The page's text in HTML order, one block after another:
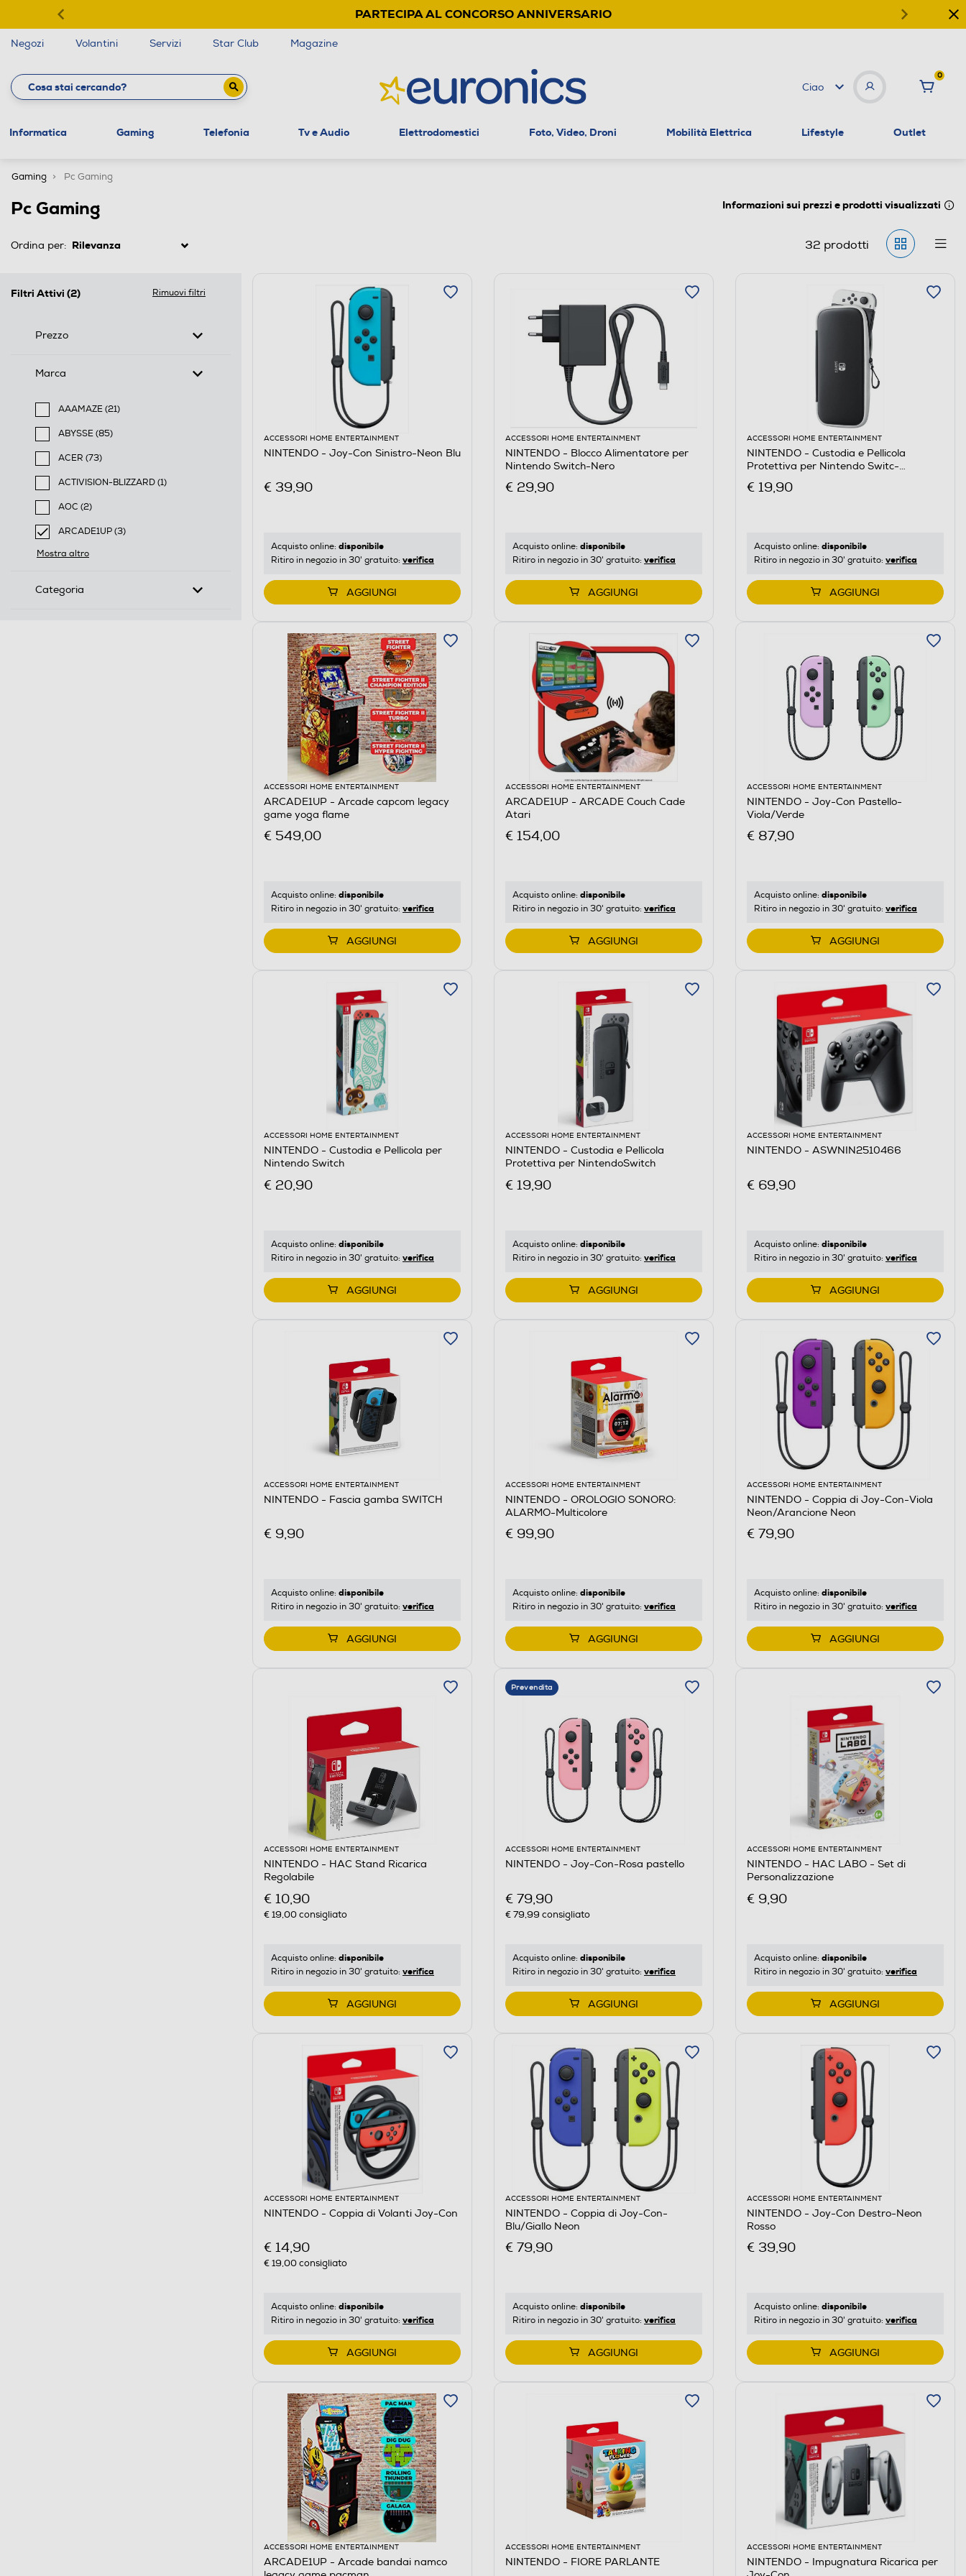
PARTECIPA AL CONCORSO ANNIVERSARIO
Negozi Volantini Servizi Star Club Magazine
Ciao
0
Informatica Gaming Telefonia Tv e Audio Elettrodomestici Foto, Video, Droni Mobilità Elettrica Lifestyle Outlet
Gaming Pc Gaming
Pc Gaming Informazioni sui prezzi e prodotti visualizzati
Ordina per: 32 prodotti
Filtri Attivi (2) Rimuovi filtri
Prezzo
Marca
AAAMAZE (21)
Filtra per Marca: AAAMAZE
ABYSSE (85)
Filtra per Marca: ABYSSE
ACER (73)
Filtra per Marca: ACER
ACTIVISION-BLIZZARD (1)
Filtra per Marca: ACTIVISION-BLIZZARD
AOC (2)
Filtra per Marca: AOC
ARCADE1UP (3)
selected Filtro applicato per Marca: ARCADE1UP
Mostra altro
Categoria
ACCESSORI HOME ENTERTAINMENT
NINTENDO - Joy-Con Sinistro-Neon Blu
€ 39,90
Acquisto online: disponibile
Ritiro in negozio in 30' gratuito: verifica
AGGIUNGI
ACCESSORI HOME ENTERTAINMENT
NINTENDO - Blocco Alimentatore per
Nintendo Switch-Nero
€ 29,90
Acquisto online: disponibile
Ritiro in negozio in 30' gratuito: verifica
AGGIUNGI
ACCESSORI HOME ENTERTAINMENT
NINTENDO - Custodia e Pellicola
Protettiva per Nintendo Switc-
€ 19,90
Acquisto online: disponibile
Ritiro in negozio in 30' gratuito: verifica
AGGIUNGI
ACCESSORI HOME ENTERTAINMENT
ARCADE1UP - Arcade capcom legacy
game yoga flame
€ 549,00
Acquisto online: disponibile
Ritiro in negozio in 30' gratuito: verifica
AGGIUNGI
ACCESSORI HOME ENTERTAINMENT
ARCADE1UP - ARCADE Couch Cade
Atari
€ 154,00
Acquisto online: disponibile
Ritiro in negozio in 30' gratuito: verifica
AGGIUNGI
ACCESSORI HOME ENTERTAINMENT
NINTENDO - Joy-Con Pastello-
Viola/Verde
€ 87,90
Acquisto online: disponibile
Ritiro in negozio in 30' gratuito: verifica
AGGIUNGI
ACCESSORI HOME ENTERTAINMENT
NINTENDO - Custodia e Pellicola per
Nintendo Switch
€ 20,90
Acquisto online: disponibile
Ritiro in negozio in 30' gratuito: verifica
AGGIUNGI
ACCESSORI HOME ENTERTAINMENT
NINTENDO - Custodia e Pellicola
Protettiva per NintendoSwitch
€ 19,90
Acquisto online: disponibile
Ritiro in negozio in 30' gratuito: verifica
AGGIUNGI
ACCESSORI HOME ENTERTAINMENT
NINTENDO - ASWNIN2510466
€ 69,90
Acquisto online: disponibile
Ritiro in negozio in 30' gratuito: verifica
AGGIUNGI
ACCESSORI HOME ENTERTAINMENT
NINTENDO - Fascia gamba SWITCH
€ 9,90
Acquisto online: disponibile
Ritiro in negozio in 30' gratuito: verifica
AGGIUNGI
ACCESSORI HOME ENTERTAINMENT
NINTENDO - OROLOGIO SONORO:
ALARMO-Multicolore
€ 99,90
Acquisto online: disponibile
Ritiro in negozio in 30' gratuito: verifica
AGGIUNGI
ACCESSORI HOME ENTERTAINMENT
NINTENDO - Coppia di Joy-Con-Viola
Neon/Arancione Neon
€ 79,90
Acquisto online: disponibile
Ritiro in negozio in 30' gratuito: verifica
AGGIUNGI
ACCESSORI HOME ENTERTAINMENT
NINTENDO - HAC Stand Ricarica
Regolabile
€ 10,90
€ 19,00consigliato
Acquisto online: disponibile
Ritiro in negozio in 30' gratuito: verifica
AGGIUNGI
Prevendita
ACCESSORI HOME ENTERTAINMENT
NINTENDO - Joy-Con-Rosa pastello
€ 79,90
€ 79,99 consigliato
Acquisto online: disponibile
Ritiro in negozio in 30' gratuito: verifica
AGGIUNGI
ACCESSORI HOME ENTERTAINMENT
NINTENDO - HAC LABO - Set di
Personalizzazione
€ 9,90
Acquisto online: disponibile
Ritiro in negozio in 30' gratuito: verifica
AGGIUNGI
ACCESSORI HOME ENTERTAINMENT
NINTENDO - Coppia di Volanti Joy-Con
€ 14,90
€ 19,00consigliato
Acquisto online: disponibile
Ritiro in negozio in 30' gratuito: verifica
AGGIUNGI
ACCESSORI HOME ENTERTAINMENT
NINTENDO - Coppia di Joy-Con-
Blu/Giallo Neon
€ 79,90
Acquisto online: disponibile
Ritiro in negozio in 30' gratuito: verifica
AGGIUNGI
ACCESSORI HOME ENTERTAINMENT
NINTENDO - Joy-Con Destro-Neon
Rosso
€ 39,90
Acquisto online: disponibile
Ritiro in negozio in 30' gratuito: verifica
AGGIUNGI
ACCESSORI HOME ENTERTAINMENT
ARCADE1UP - Arcade bandai namco
ACCESSORI HOME ENTERTAINMENT
NINTENDO - FIORE PARLANTE
ACCESSORI HOME ENTERTAINMENT
NINTENDO - Impugnatura Ricarica per